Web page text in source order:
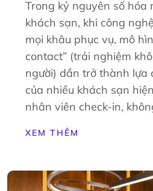
Trong kỷ nguyên số hóa
khách sạn, khi công
mọi khâu phục vụ, mô
contact” (trải nghiệm
người) dần trở thành lựa
của nhiều khách sạn
nhân viên check-in,
XEM THÊM